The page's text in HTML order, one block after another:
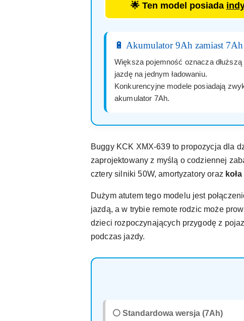
🌟 Ten model posiada
🔋 Akumulator 9Ah zamiast 7Ah
Większa pojemność oznacza dłuższą
jazdę na jednym ładowaniu.
Konkurencyjne modele posiadają
akumulator 7Ah.
Buggy KCK XMX-639 to propozycja dla
zaprojektowany z myślą o codziennej
cztery silniki 50W, amortyzatory oraz
Dużym atutem tego modelu jest
jazdą, a w trybie remote rodzic może
dzieci rozpoczynających przygodę z
podczas jazdy.
⚪ Standardowa wersja (7Ah)